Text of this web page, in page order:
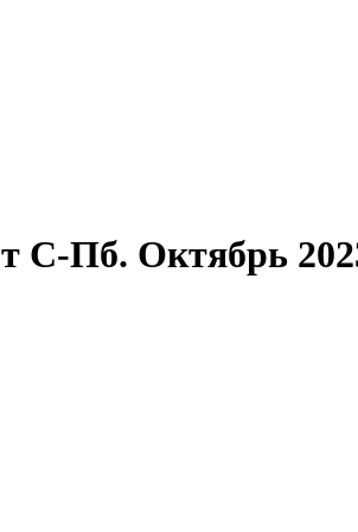
С-Пб. Октябрь